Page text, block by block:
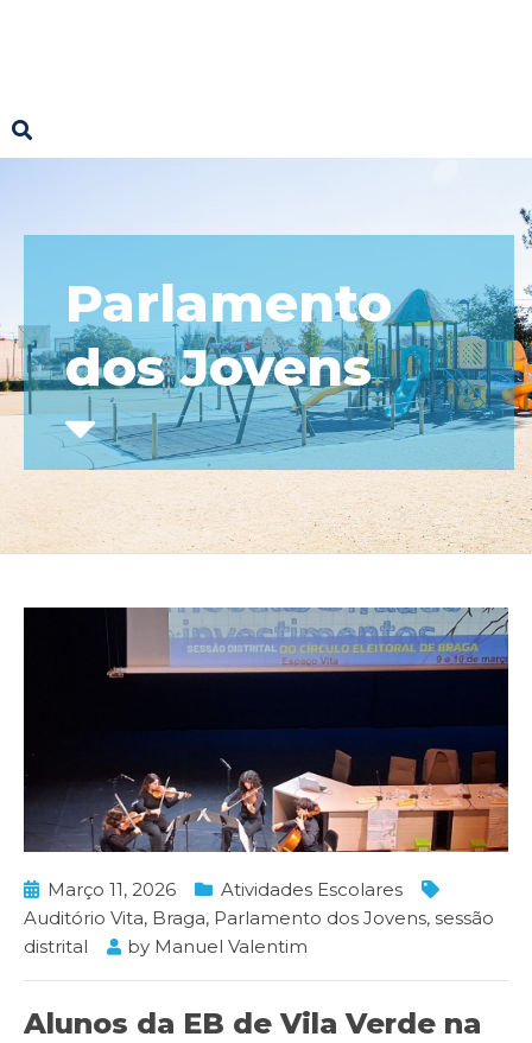
Parlamento
dos Jovens
Março 11, 2026
Atividades Escolares
Auditório Vita, Braga, Parlamento dos Jovens, sessão
distrital
by Manuel Valentim
Alunos da EB de Vila Verde na